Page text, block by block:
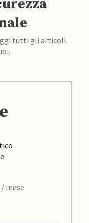
tutti gli articoli.
/ mese